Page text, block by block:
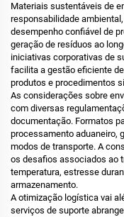
Materiais sustentáveis de
responsabilidade
desempenho confiável de
geração de resíduos ao
iniciativas corporativas de
facilita a gestão eficiente
produtos e procedimentos
As considerações sobre
com diversas
documentação. Formatos
processamento aduaneiro,
modos de transporte. A
os desafios associados ao
temperatura, estresse
armazenamento.
A otimização logística vai
serviços de suporte